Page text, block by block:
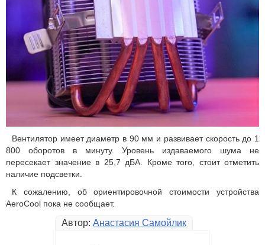
Вентилятор имеет диаметр в 90 мм и развивает скорость до 1
800 оборотов в минуту. Уровень издаваемого шума не
пересекает значение в 25,7 дБА. Кроме того, стоит отметить
наличие подсветки.
К сожалению, об ориентировочной стоимости устройства
AeroCool пока не сообщает.
Автор: Анастасия Самойлик